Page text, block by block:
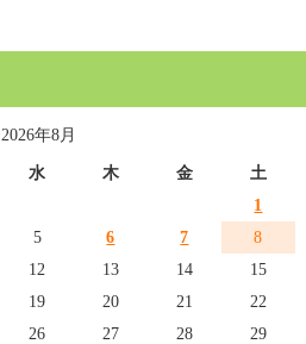
2026年8月
水 木 金
土
1
5 6 7
8
12 13 14
15
19 20 21
22
26 27 28 29